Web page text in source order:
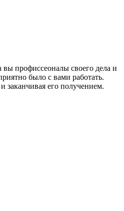
профиссеоналы своего дела и
было с вами работать.
заканчивая его получением.